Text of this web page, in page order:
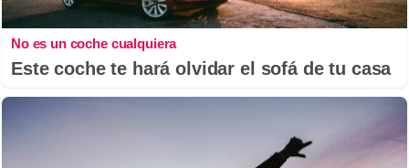
No es un coche cualquiera
Este coche te hará olvidar el sofá de tu casa